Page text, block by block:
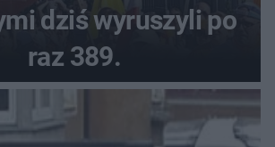
dziś wyruszyli po
raz 389.